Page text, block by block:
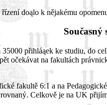
doąlo k nějakému
Současný
přihláąek ke studiu, do
očekávat na fakultách
fakultě 6:1 a na
Celkově je na UK